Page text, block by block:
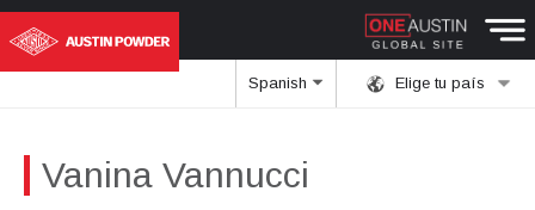
Elige tu país
Spanish
Vanina Vannucci